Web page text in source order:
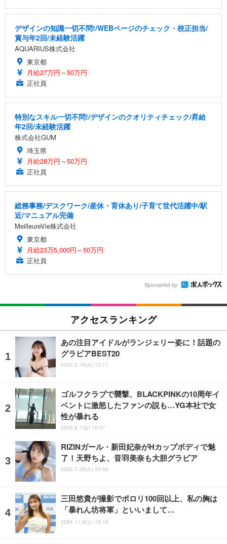
デザインの知識一切不問!/WEBページのチェック・校正担当/
賞与年2回/未経験活躍
AQUARIUS株式会社
東京都
月給27万円～50万円
正社員
特別なスキル一切不問!/デザインのクオリティチェック/昇給
年2回/未経験活躍
株式会社GUM
埼玉県
月給28万円～50万円
正社員
総務事務/デスクワーク/産休・育休あり/子育て世代活躍中/駅
近/マニュアル完備
MeilleureVie株式会社
東京都
月給23万5,000円～50万円
正社員
Sponsored by
アクセスランキング
あの注目アイドルがランジェリー姿に！話題の
グラビアBEST20
2022.2.15(火) 12:11
ゴルフクラブで襲撃、BLACKPINKの10周年イ
ベントに激怒したファンの説も…YG本社で女
性が暴れる
2026.8.7(金) 10:47
RIZINガール・新田妃奈がHカップボディで魅
了！天野ちよ、音羽美奈も大胆グラビア
2026.7.28(火) 20:58
三田悠貴が撮影でポロリ100回以上、私の胸は
「暴れん坊将軍」といいまして…
2024.11.9(土) 16:16